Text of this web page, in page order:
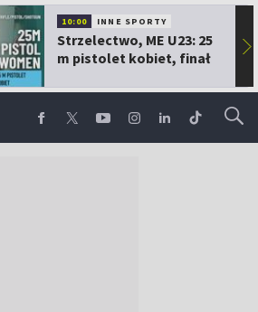
10:00 INNE SPORTY
Strzelectwo, ME U23: 25
m pistolet kobiet, finał
▶